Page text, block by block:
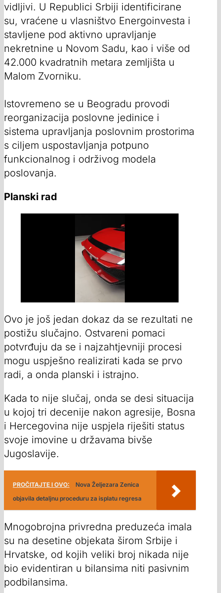
vidljivi. U Republici Srbiji identificirane
su, vraćene u vlasništvo Energoinvesta i
stavljene pod aktivno upravljanje
nekretnine u Novom Sadu, kao i više od
42.000 kvadratnih metara zemljišta u
Malom Zvorniku.
Istovremeno se u Beogradu provodi
reorganizacija poslovne jedinice i
sistema upravljanja poslovnim prostorima
s ciljem uspostavljanja potpuno
funkcionalnog i održivog modela
poslovanja.
Planski rad
Ovo je još jedan dokaz da se rezultati ne
postižu slučajno. Ostvareni pomaci
potvrđuju da se i najzahtjevniji procesi
mogu uspješno realizirati kada se prvo
radi, a onda planski i istrajno.
Kada to nije slučaj, onda se desi situacija
u kojoj tri decenije nakon agresije, Bosna
i Hercegovina nije uspjela riješiti status
svoje imovine u državama bivše
Jugoslavije.
PROČITAJTE I OVO:
Nova Željezara Zenica
objavila detaljnu proceduru za isplatu regresa
Mnogobrojna privredna preduzeća imala
su na desetine objekata širom Srbije i
Hrvatske, od kojih veliki broj nikada nije
bio evidentiran u bilansima niti pasivnim
podbilansima.